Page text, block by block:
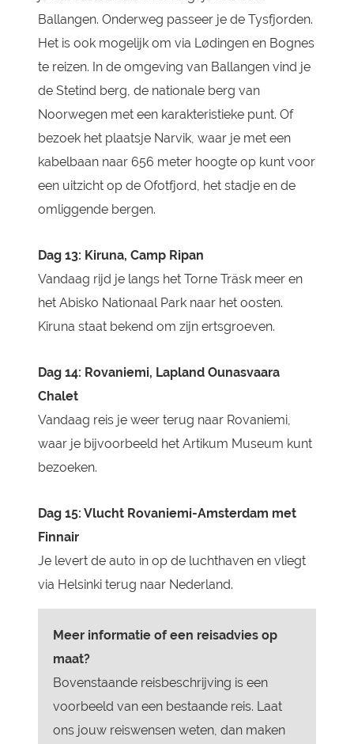
Ballangen. Onderweg passeer je de Tysfjorden.
Het is ook mogelijk om via Lødingen en Bognes
te reizen. In de omgeving van Ballangen vind je
de Stetind berg, de nationale berg van
Noorwegen met een karakteristieke punt. Of
bezoek het plaatsje Narvik, waar je met een
kabelbaan naar 656 meter hoogte op kunt voor
een uitzicht op de Ofotfjord, het stadje en de
omliggende bergen.
Dag 13: Kiruna, Camp Ripan
Vandaag rijd je langs het Torne Träsk meer en
het Abisko Nationaal Park naar het oosten.
Kiruna staat bekend om zijn ertsgroeven.
Dag 14: Rovaniemi, Lapland Ounasvaara
Chalet
Vandaag reis je weer terug naar Rovaniemi,
waar je bijvoorbeeld het Artikum Museum kunt
bezoeken.
Dag 15: Vlucht Rovaniemi-Amsterdam met
Finnair
Je levert de auto in op de luchthaven en vliegt
via Helsinki terug naar Nederland.
Meer informatie of een reisadvies op
maat?
Bovenstaande reisbeschrijving is een
voorbeeld van een bestaande reis. Laat
ons jouw reiswensen weten, dan maken